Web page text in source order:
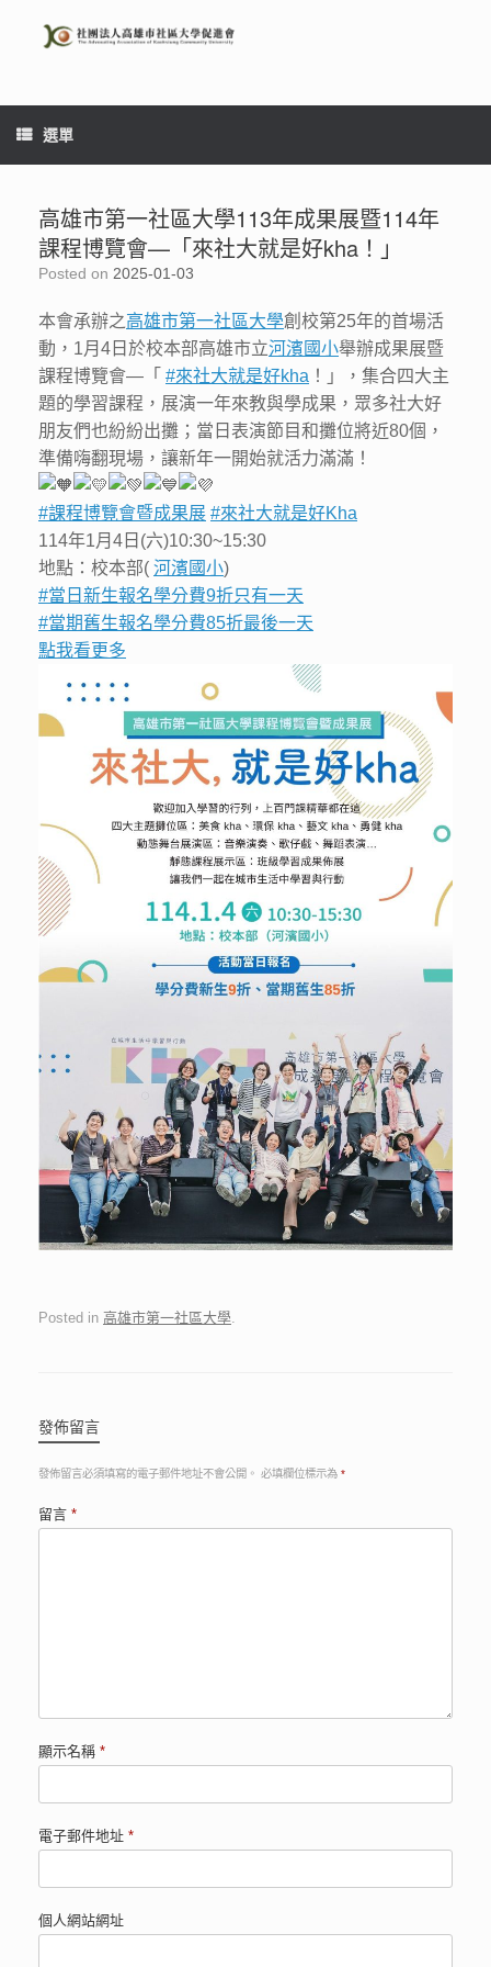
content
選單
高雄市第一社區大學113年成果展暨114年
課程博覽會—「來社大就是好kha！」
Posted on 2025-01-03
本會承辦之高雄市第一社區大學創校第25年的首場活
動，1月4日於校本部高雄市立河濱國小舉辦成果展暨
課程博覽會—「 #來社大就是好kha ！」，集合四大主
題的學習課程，展演一年來教與學成果，眾多社大好
朋友們也紛紛出攤；當日表演節目和攤位將近80個，
準備嗨翻現場，讓新年一開始就活力滿滿！
#課程博覽會暨成果展 #來社大就是好Kha
114年1月4日(六)10:30~15:30
地點：校本部( 河濱國小)
#當日新生報名學分費9折只有一天
#當期舊生報名學分費85折最後一天
點我看更多
Posted in 高雄市第一社區大學.
發佈留言
發佈留言必須填寫的電子郵件地址不會公開。 必填欄位標示為 *
留言 *
顯示名稱 *
電子郵件地址 *
個人網站網址